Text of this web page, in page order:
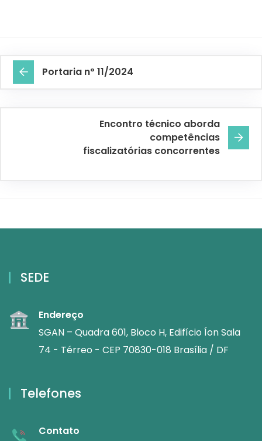
Portaria nº 11/2024
Encontro técnico aborda
competências
fiscalizatórias concorrentes
SEDE
Endereço
SGAN – Quadra 601, Bloco H, Edifício Íon Sala
74 - Térreo - CEP 70830-018 Brasília / DF
Telefones
Contato